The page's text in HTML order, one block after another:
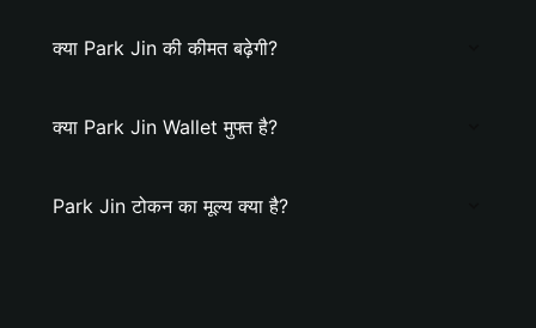
क्या Park Jin की कीमत बढ़ेगी?
क्या Park Jin Wallet मुफ्त है?
Park Jin टोकन का मूल्य क्या है?